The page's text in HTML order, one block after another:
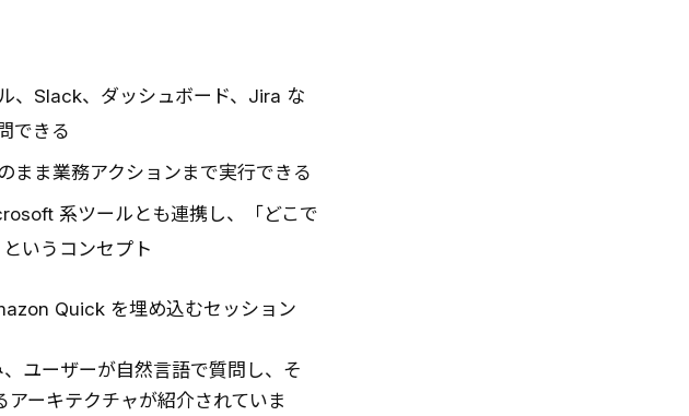
、Slack、ダッシュボード、Jira な
できる
まま業務アクションまで実行できる
系ツールとも連携し、「どこで
いうコンセプト
Quick を埋め込むセッション
ユーザーが自然言語で質問し、そ
ーキテクチャが紹介されていま